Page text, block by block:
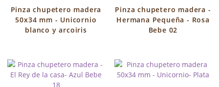
Pinza chupetero madera
50x34 mm - Unicornio
blanco y arcoiris
Pinza chupetero madera -
Hermana Pequeña - Rosa
Bebe 02